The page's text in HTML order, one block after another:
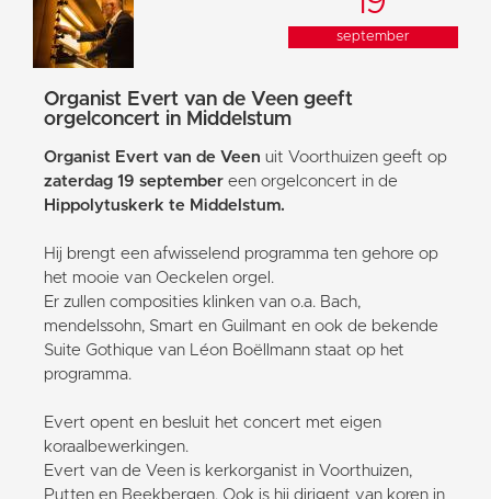
september
Organist Evert van de Veen geeft
orgelconcert in Middelstum
Organist Evert van de Veen uit Voorthuizen geeft op
zaterdag 19 september een orgelconcert in de
Hippolytuskerk te Middelstum.
Hij brengt een afwisselend programma ten gehore op
het mooie van Oeckelen orgel.
Er zullen composities klinken van o.a. Bach,
mendelssohn, Smart en Guilmant en ook de bekende
Suite Gothique van Léon Boëllmann staat op het
programma.
Evert opent en besluit het concert met eigen
koraalbewerkingen.
Evert van de Veen is kerkorganist in Voorthuizen,
Putten en Beekbergen. Ook is hij dirigent van koren in